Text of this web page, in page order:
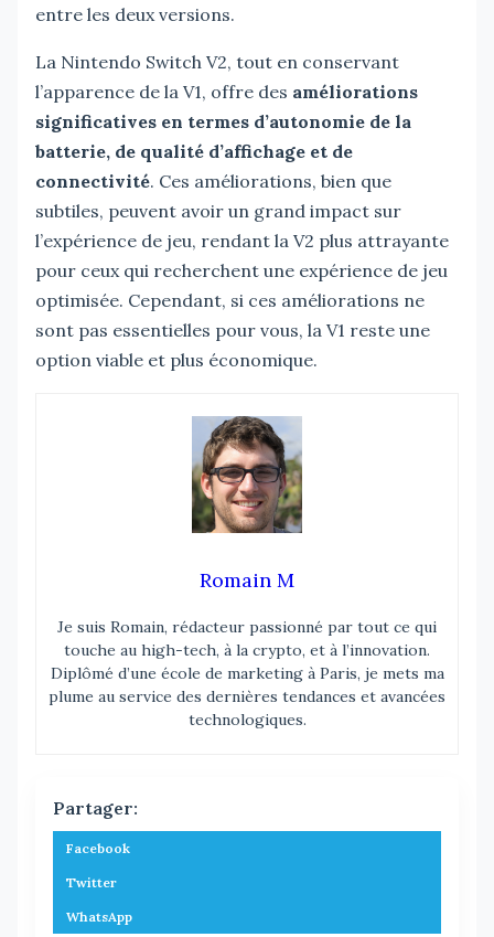
entre les deux versions.
La Nintendo Switch V2, tout en conservant
l’apparence de la V1, offre des améliorations
significatives en termes d’autonomie de la
batterie, de qualité d’affichage et de
connectivité. Ces améliorations, bien que
subtiles, peuvent avoir un grand impact sur
l’expérience de jeu, rendant la V2 plus attrayante
pour ceux qui recherchent une expérience de jeu
optimisée. Cependant, si ces améliorations ne
sont pas essentielles pour vous, la V1 reste une
option viable et plus économique.
Romain M
Je suis Romain, rédacteur passionné par tout ce qui
touche au high-tech, à la crypto, et à l’innovation.
Diplômé d’une école de marketing à Paris, je mets ma
plume au service des dernières tendances et avancées
technologiques.
Partager:
Facebook
Twitter
WhatsApp